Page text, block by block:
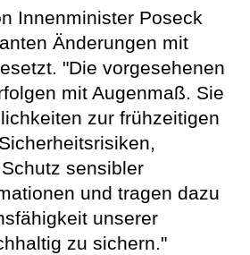
Innenminister Poseck
Änderungen mit
"Die vorgesehenen
mit Augenmaß. Sie
zur frühzeitigen
sensibler
und tragen dazu
unserer
zu sichern."